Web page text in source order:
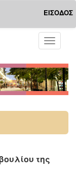
ΕΙΣΟΔΟΣ
Toggle
της